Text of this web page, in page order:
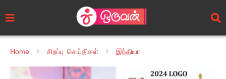
Home சிறப்பு செய்திகள் இந்தியா